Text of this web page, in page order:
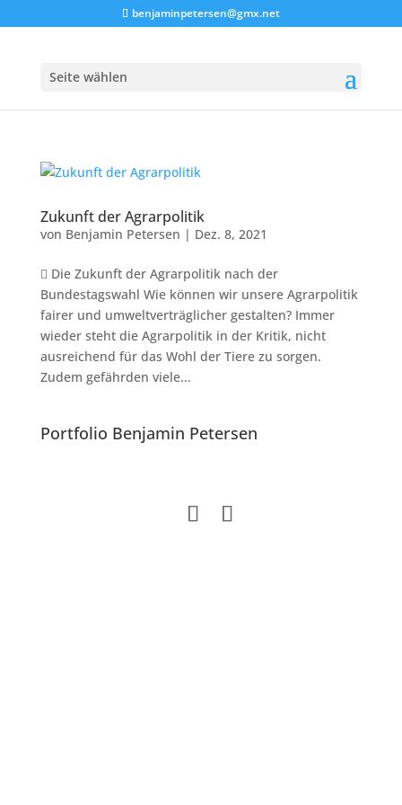
benjaminpetersen@gmx.net
Seite wählen
Zukunft der Agrarpolitik
von Benjamin Petersen | Dez. 8, 2021
 Die Zukunft der Agrarpolitik nach der
Bundestagswahl Wie können wir unsere Agrarpolitik
fairer und umweltverträglicher gestalten? Immer
wieder steht die Agrarpolitik in der Kritik, nicht
ausreichend für das Wohl der Tiere zu sorgen.
Zudem gefährden viele...
Portfolio Benjamin Petersen